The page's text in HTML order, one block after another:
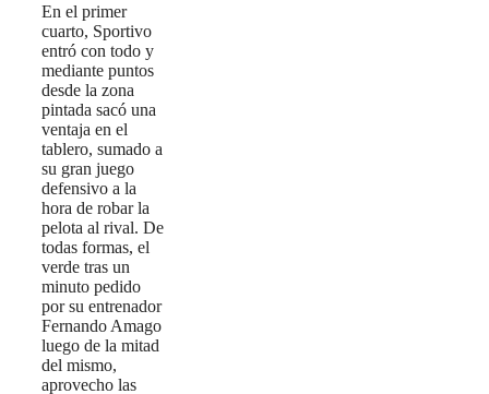
En el primer
cuarto, Sportivo
entró con todo y
mediante puntos
desde la zona
pintada sacó una
ventaja en el
tablero, sumado a
su gran juego
defensivo a la
hora de robar la
pelota al rival. De
todas formas, el
verde tras un
minuto pedido
por su entrenador
Fernando Amago
luego de la mitad
del mismo,
aprovecho las